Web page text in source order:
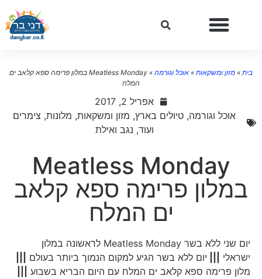
»מזון ומשקאות»אוכל וגורמה»
Meatless Monday במלון פרימה ספא קלאב ים
המלח
אפריל 2, 2017
אוכל וגורמה,טיולים בארץ,מזון ומשקאות,מלונות, צימרים
ועוד,נגב ואילת
Meatless Monday
במלון פרימה ספא קלאב
ים המלח
יום שני ללא בשר Meatless Monday לראשונה במלון
ישראלי||| יום ללא בשר הגיע למקום הנמוך ביותר בעולם|||
מלון פרימה ספא קלאב ים המלח עם היום הבריא בשבוע|||